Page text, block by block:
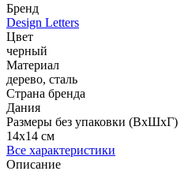
Бренд
Design Letters
Цвет
черный
Материал
дерево, сталь
Страна бренда
Дания
Размеры без упаковки (ВхШхГ)
14x14 см
Все характеристики
Описание